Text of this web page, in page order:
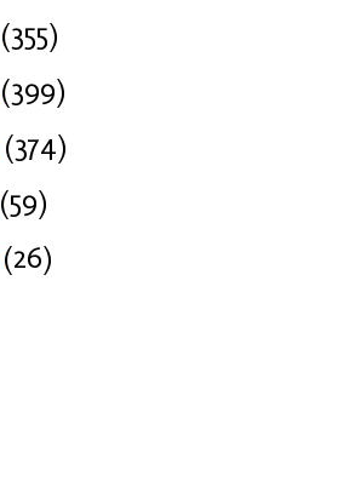
(355)
(399)
(374)
(59)
(26)